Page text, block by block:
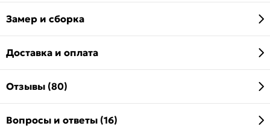
Замер и сборка
Доставка и оплата
Отзывы (80)
Вопросы и ответы (16)